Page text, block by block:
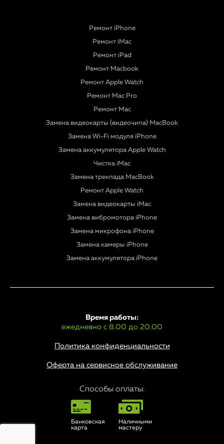
Ремонт iPhone
Ремонт iMac
Ремонт iPad
Ремонт Macbook
Ремонт Apple Watch
Ремонт Mac Pro
Ремонт Mac
Замена видеокарты (видеочипа) MacBook
Замена Wi-Fi модуля iPhone
Замена аккумулятора Apple Watch
Чистка iMac
Замена трекпада MacBook
Ремонт Apple Watch
Замена видеокарты iMac
Замена вибромотора iPhone
Замена микрофона iPhone
Замена камеры iPhone
Замена аккумулятора iPhone
Политика конфиденциальности
Время работы:
ежедневно с 8.00 до 20.00
Оферта на сервисное обслуживание
Способы оплаты:
Банковская
карта
Наличными
мастеру